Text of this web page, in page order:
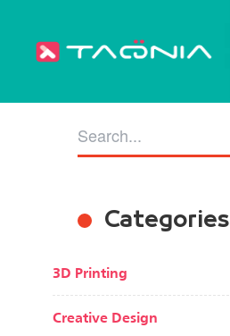
Categories
3D Printing
Creative Design